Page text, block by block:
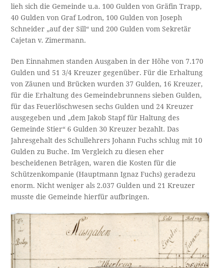
lieh sich die Gemeinde u.a. 100 Gulden von Gräfin Trapp,
40 Gulden von Graf Lodron, 100 Gulden von Joseph
Schneider „auf der Sill“ und 200 Gulden vom Sekretär
Cajetan v. Zimermann.
Den Einnahmen standen Ausgaben in der Höhe von 7.170
Gulden und 51 3/4 Kreuzer gegenüber. Für die Erhaltung
von Zäunen und Brücken wurden 37 Gulden, 16 Kreuzer,
für die Erhaltung des Gemeindebrunnens sieben Gulden,
für das Feuerlöschwesen sechs Gulden und 24 Kreuzer
ausgegeben und „dem Jakob Stapf für Haltung des
Gemeinde Stier“ 6 Gulden 30 Kreuzer bezahlt. Das
Jahresgehalt des Schullehrers Johann Fuchs schlug mit 10
Gulden zu Buche. Im Vergleich zu diesen eher
bescheidenen Beträgen, waren die Kosten für die
Schützenkompanie (Hauptmann Ignaz Fuchs) geradezu
enorm. Nicht weniger als 2.037 Gulden und 21 Kreuzer
musste die Gemeinde hierfür aufbringen.